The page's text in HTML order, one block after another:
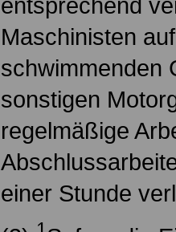
Maschinisten
schwimmenden
sonstigen
regelmäßige
einer Stunde